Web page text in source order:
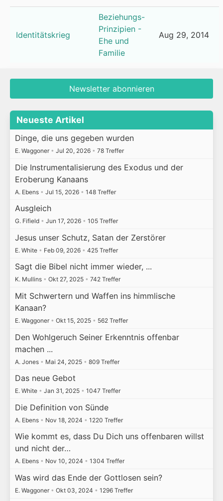
Identitätskrieg
Beziehungs-
Prinzipien -
Ehe und
Familie
Aug 29, 2014
Newsletter abonnieren
Neueste Artikel
Dinge, die uns gegeben wurden
E. Waggoner • Jul 20, 2026 • 78 Treffer
Die Instrumentalisierung des Exodus und der
Eroberung Kanaans
A. Ebens • Jul 15, 2026 • 148 Treffer
Ausgleich
G. Fifield • Jun 17, 2026 • 105 Treffer
Jesus unser Schutz, Satan der Zerstörer
E. White • Feb 09, 2026 • 425 Treffer
Sagt die Bibel nicht immer wieder, ...
K. Mullins • Okt 27, 2025 • 742 Treffer
Mit Schwertern und Waffen ins himmlische
Kanaan?
E. Waggoner • Okt 15, 2025 • 562 Treffer
Den Wohlgeruch Seiner Erkenntnis offenbar
machen ...
A. Jones • Mai 24, 2025 • 809 Treffer
Das neue Gebot
E. White • Jan 31, 2025 • 1047 Treffer
Die Definition von Sünde
A. Ebens • Nov 18, 2024 • 1220 Treffer
Wie kommt es, dass Du Dich uns offenbaren willst
und nicht der…
A. Ebens • Nov 10, 2024 • 1304 Treffer
Was wird das Ende der Gottlosen sein?
E. Waggoner • Okt 03, 2024 • 1296 Treffer